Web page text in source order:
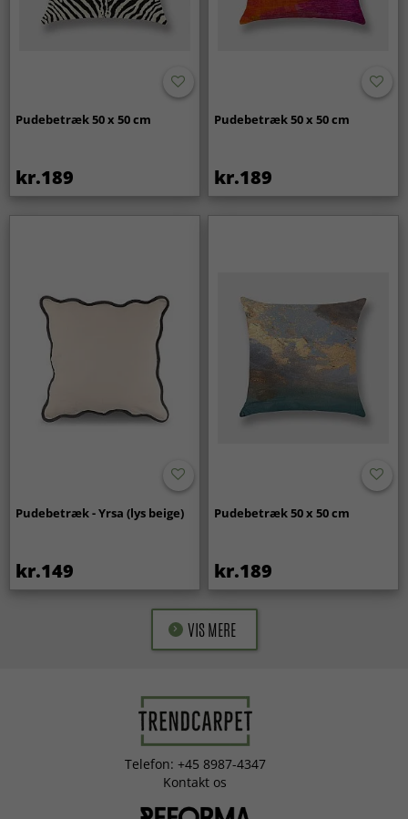
Pudebetræk 50 x 50 cm
kr.189
Pudebetræk 50 x 50 cm
kr.189
Pudebetræk - Yrsa (lys beige)
kr.149
Pudebetræk 50 x 50 cm
kr.189
VIS MERE
Telefon: +45 8987-4347
Kontakt os